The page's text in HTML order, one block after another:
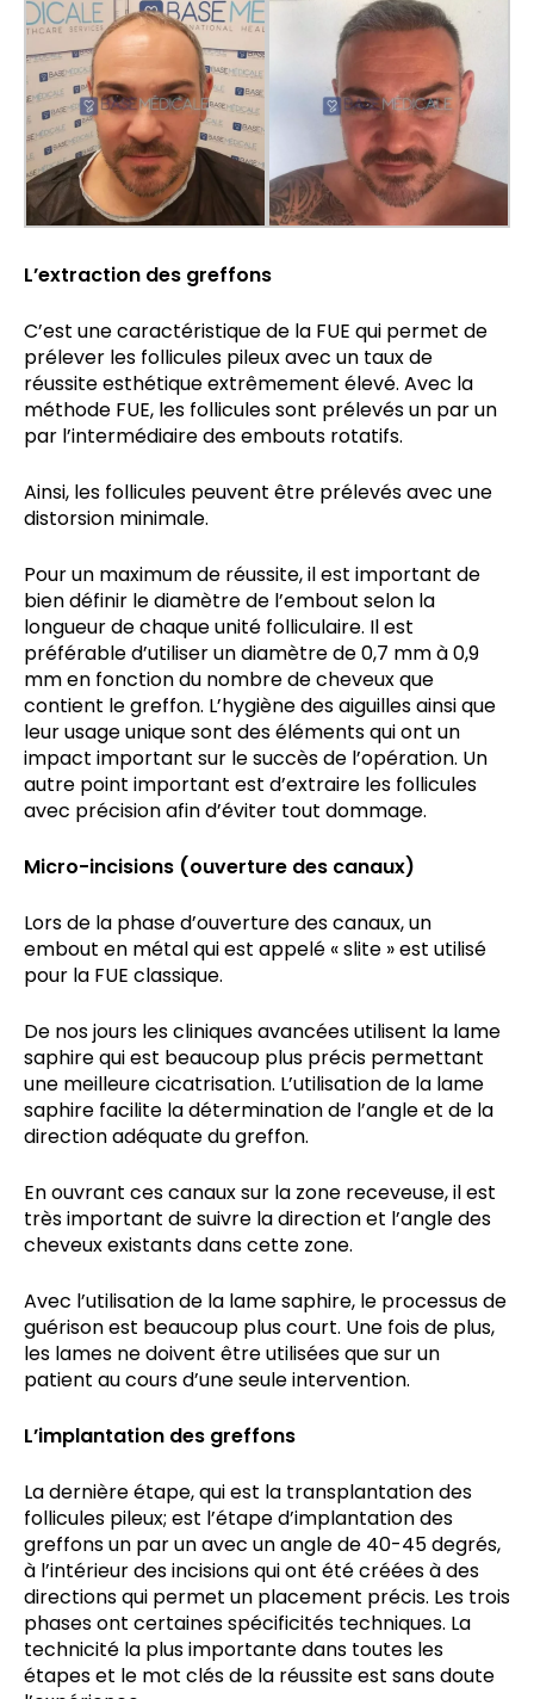
L’extraction des greffons
C’est une caractéristique de la FUE qui permet de
prélever les follicules pileux avec un taux de
réussite esthétique extrêmement élevé. Avec la
méthode FUE, les follicules sont prélevés un par un
par l’intermédiaire des embouts rotatifs.
Ainsi, les follicules peuvent être prélevés avec une
distorsion minimale.
Pour un maximum de réussite, il est important de
bien définir le diamètre de l’embout selon la
longueur de chaque unité folliculaire. Il est
préférable d’utiliser un diamètre de 0,7 mm à 0,9
mm en fonction du nombre de cheveux que
contient le greffon. L’hygiène des aiguilles ainsi que
leur usage unique sont des éléments qui ont un
impact important sur le succès de l’opération. Un
autre point important est d’extraire les follicules
avec précision afin d’éviter tout dommage.
Micro-incisions (ouverture des canaux)
Lors de la phase d’ouverture des canaux, un
embout en métal qui est appelé « slite » est utilisé
pour la FUE classique.
De nos jours les cliniques avancées utilisent la lame
saphire qui est beaucoup plus précis permettant
une meilleure cicatrisation. L’utilisation de la lame
saphire facilite la détermination de l’angle et de la
direction adéquate du greffon.
En ouvrant ces canaux sur la zone receveuse, il est
très important de suivre la direction et l’angle des
cheveux existants dans cette zone.
Avec l’utilisation de la lame saphire, le processus de
guérison est beaucoup plus court. Une fois de plus,
les lames ne doivent être utilisées que sur un
patient au cours d’une seule intervention.
L’implantation des greffons
La dernière étape, qui est la transplantation des
follicules pileux; est l’étape d’implantation des
greffons un par un avec un angle de 40-45 degrés,
à l’intérieur des incisions qui ont été créées à des
directions qui permet un placement précis. Les trois
phases ont certaines spécificités techniques. La
technicité la plus importante dans toutes les
étapes et le mot clés de la réussite est sans doute